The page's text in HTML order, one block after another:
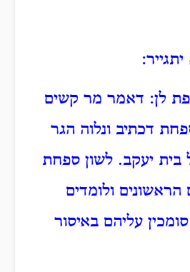
לן: דאמר מר קשים
דכתיב ונלוה הגר
בית יעקב. לשון ספחת
ולומדים
עליהם באיסור